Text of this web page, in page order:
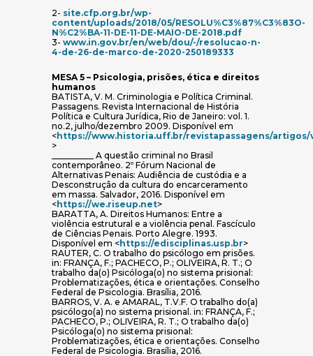
2- site.cfp.org.br/wp-
content/uploads/2018/05/RESOLU%C3%87%C3%83O-
N%C2%BA-11-DE-11-DE-MAIO-DE-2018.pdf(abre em nova
3- www.in.gov.br/en/web/dou/-/resolucao-n-
4-de-26-de-marco-de-2020-250189333
MESA 5 – Psicologia, prisões, ética e direitos
humanos
BATISTA, V. M. Criminologia e Política Criminal.
Passagens. Revista Internacional de História
Política e Cultura Jurídica, Rio de Janeiro: vol. 1.
no.2, julho/dezembro 2009. Disponível em
< https://www.historia.uff.br/revistapassagens/artigos/
(abre em nova janela)
>
__________ A questão criminal no Brasil
contemporâneo. 2º Fórum Nacional de
Alternativas Penais: Audiência de custódia e a
Desconstrução da cultura do encarceramento
em massa. Salvador, 2016. Disponível em
< https://we.riseup.net(abre em nova janela)
>
BARATTA, A. Direitos Humanos: Entre a
violência estrutural e a violência penal. Fascículo
de Ciências Penais. Porto Alegre. 1993.
Disponível em < https://edisciplinas.usp.br(abre em nova
>
RAUTER, C. O trabalho do psicólogo em prisões.
in: FRANÇA, F.; PACHECO, P.; OLIVEIRA, R. T.; O
trabalho da(o) Psicóloga(o) no sistema prisional:
Problematizações, ética e orientações. Conselho
Federal de Psicologia. Brasília, 2016.
BARROS, V. A. e AMARAL, T.V.F. O trabalho do(a)
psicólogo(a) no sistema prisional. in: FRANÇA, F.;
PACHECO, P.; OLIVEIRA, R. T.; O trabalho da(o)
Psicóloga(o) no sistema prisional:
Problematizações, ética e orientações. Conselho
Federal de Psicologia. Brasília, 2016.